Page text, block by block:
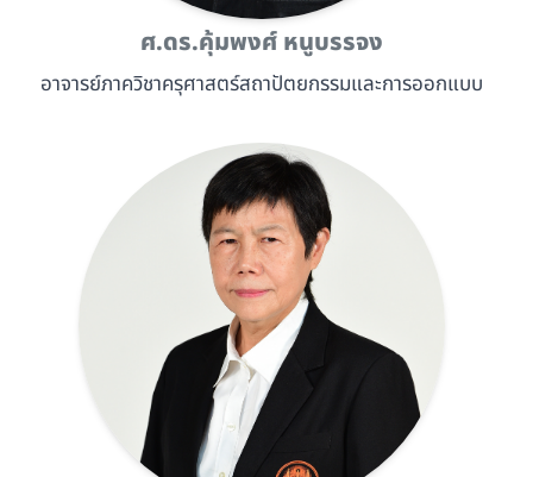
ศ.ดร.คุ้มพงศ์ หนูบรรจง
อาจารย์ภาควิชาครุศาสตร์สถาปัตยกรรมและการออกแบบ